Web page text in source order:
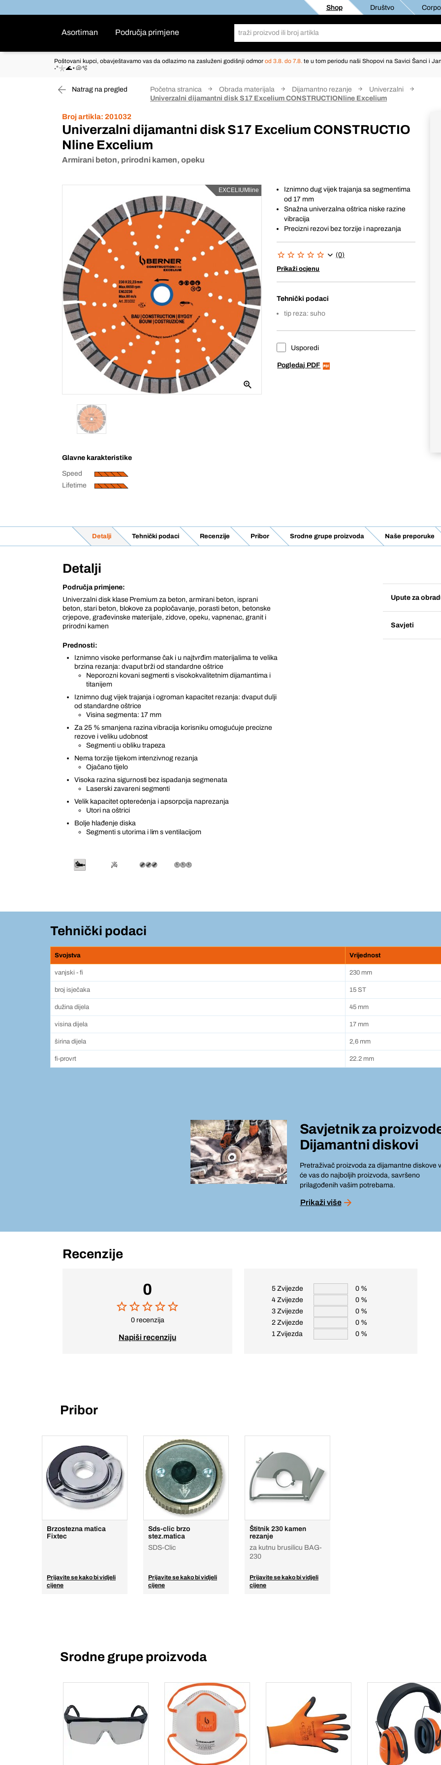
Shop Društvo
Asortiman Područja primjene
Poštovani kupci, obavještavamo vas da odlazimo na zasluženi godišnji odmor od 3.8. do 7.8. te u tom periodu naši Shopovi na Savici Šanci i
˖°𓇼🌊⋆🐚🫧
Natrag na pregled Početna stranica Obrada materijala Dijamantno rezanje
Univerzalni
Univerzalni dijamantni disk S17 Excelium CONSTRUCTIONline Excelium
Broj artikla: 201032
Univerzalni dijamantni disk S17 Excelium CONSTRUCTIO
Nline Excelium
Armirani beton, prirodni kamen, opeku
EXCELIUMline
Glavne karakteristike
Speed
Lifetime
Iznimno dug vijek trajanja sa segmentima
od 17 mm
Snažna univerzalna oštrica niske razine
vibracija
Precizni rezovi bez torzije i naprezanja
(0)
Prikaži ocjenu
Tehnički podaci
tip reza: suho
Usporedi
Pogledaj PDF
Detalji Tehnički podaci Recenzije Pribor Srodne grupe proizvoda Naše preporuke
Detalji
Područja primjene:
Univerzalni disk klase Premium za beton, armirani beton, isprani
beton, stari beton, blokove za popločavanje, porasti beton, betonske
crjepove, građevinske materijale, zidove, opeku, vapnenac, granit i
prirodni kamen
Prednosti:
Iznimno visoke performanse čak i u najtvrđim materijalima te velika
brzina rezanja: dvaput brži od standardne oštrice
Neporozni kovani segmenti s visokokvalitetnim dijamantima i
titanijem
Iznimno dug vijek trajanja i ogroman kapacitet rezanja: dvaput dulji
od standardne oštrice
Visina segmenta: 17 mm
Za 25 % smanjena razina vibracija korisniku omogućuje precizne
rezove i veliku udobnost
Segmenti u obliku trapeza
Nema torzije tijekom intenzivnog rezanja
Ojačano tijelo
Visoka razina sigurnosti bez ispadanja segmenata
Laserski zavareni segmenti
Velik kapacitet opterećenja i apsorpcija naprezanja
Utori na oštrici
Bolje hlađenje diska
Segmenti s utorima i lim s ventilacijom
Upute za
Savjeti
Tehnički podaci
Svojstva Vrijednost
vanjski - fi 230 mm
broj isječaka 15 ST
dužina dijela 45 mm
visina dijela 17 mm
širina dijela 2,6 mm
fi-provrt 22.2 mm
Savjetnik za
Dijamantni diskovi
Pretraživač proizvoda za dijamantne diskove
će vas do najboljih proizvoda, savršeno
prilagođenih vašim potrebama.
Prikaži više
Recenzije
0
0 recenzija
Napiši recenziju
5 Zvijezde
0 %
4 Zvijezde
0 %
3 Zvijezde
0 %
2 Zvijezde
0 %
1 Zvijezda
0 %
Pribor
Brzostezna matica
Fixtec
Prijavite se kako bi vidjeli
cijene
Sds-clic brzo
stez.matica
SDS-Clic
Prijavite se kako bi vidjeli
cijene
Štitnik 230 kamen
rezanje
za kutnu brusilicu BAG-
230
Prijavite se kako bi vidjeli
cijene
Srodne grupe proizvoda